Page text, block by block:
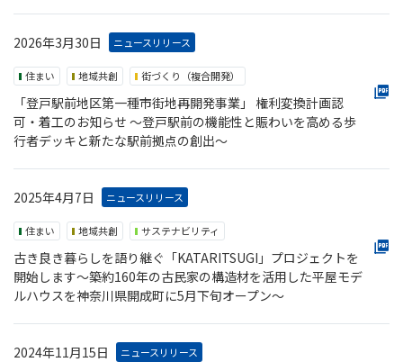
2026年3月30日 ニュースリリース
住まい 地域共創 街づくり（複合開発）
「登⼾駅前地区第一種市街地再開発事業」 権利変換計画認
可・着工のお知らせ 〜登⼾駅前の機能性と賑わいを高める歩
行者デッキと新たな駅前拠点の創出〜
2025年4月7日 ニュースリリース
住まい 地域共創 サステナビリティ
古き良き暮らしを語り継ぐ「KATARITSUGI」プロジェクトを
開始します～築約160年の古民家の構造材を活用した平屋モデ
ルハウスを神奈川県開成町に5月下旬オープン～
2024年11月15日 ニュースリリース